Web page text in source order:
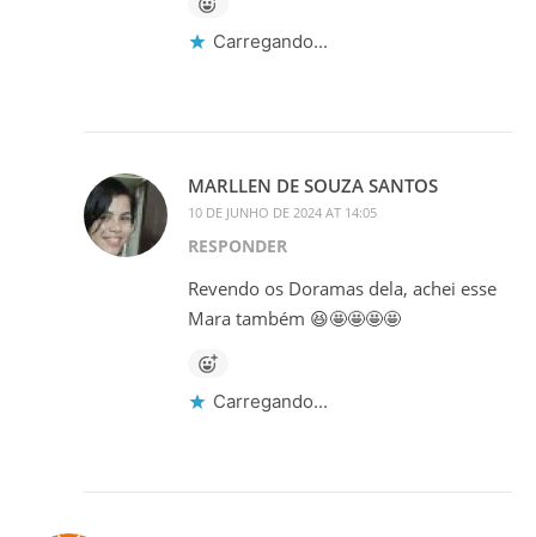
Carregando...
MARLLEN DE SOUZA SANTOS
10 DE JUNHO DE 2024 AT 14:05
RESPONDER
Revendo os Doramas dela, achei esse
Mara também 😆🤩🤩🤩🤩
Carregando...